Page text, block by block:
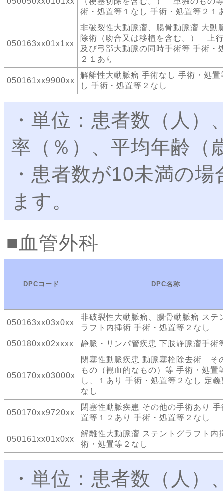
術・処置等１なし 手術・処置等２１
050163xx01x1xx
非破裂性大動脈瘤、腸骨動脈瘤 大動
除術（吻合又は移植を含む。） 上
及び弓部大動脈の同時手術等 手術・
２１あり
050161xx9900xx
解離性大動脈瘤 手術なし 手術・処置
し 手術・処置等２なし
・単位：患者数（人
率（％）、平均年齢（
・患者数が10未満の
ます。
血管外科
DPCコード DPC名称
050163xx03x0xx
非破裂性大動脈瘤、腸骨動脈瘤 ステ
ラフト内挿術 手術・処置等２なし
050180xx02xxxx
静脈・リンパ管疾患 下肢静脈瘤手術
050170xx03000x
閉塞性動脈疾患 動脈塞栓除去術 そ
もの（観血的なもの）等 手術・処置
し、１あり 手術・処置等２なし 定
なし
050170xx9720xx
閉塞性動脈疾患 その他の手術あり 手
置等１２あり 手術・処置等２なし
050161xx01x0xx
解離性大動脈瘤 ステントグラフト内
術・処置等２なし
・単位：患者数（人